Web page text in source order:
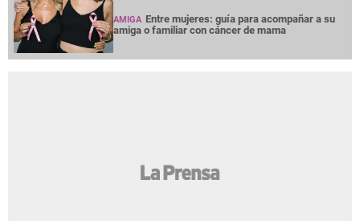
AMIGA Entre mujeres: guía para acompañar a su
amiga o familiar con cáncer de mama